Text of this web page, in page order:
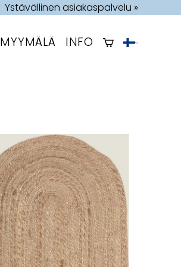
Ystävällinen asiakaspalvelu »
MYYMÄLÄ INFO